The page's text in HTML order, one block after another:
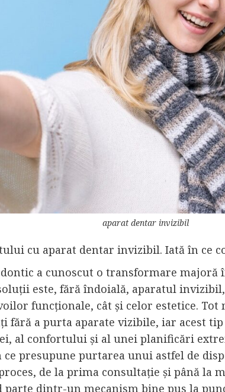
aparat dentar invizibil
cu aparat dentar invizibil. Iată în ce
a cunoscut o transformare
este, fără îndoială, aparatul
funcționale, cât și celor estetice.
fără a purta aparate vizibile, iar acest
al confortului și al unei planificări
ce presupune purtarea unui astfel de
de la prima consultație și până la
parte dintr-un mecanism bine pus la